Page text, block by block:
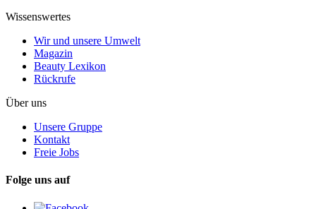
Wissenswertes
Wir und unsere Umwelt
Magazin
Beauty Lexikon
Rückrufe
Über uns
Unsere Gruppe
Kontakt
Freie Jobs
Folge uns auf